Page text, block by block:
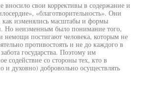
вносило свои коррективы в содержание и
«благотворительность». Они
как изменялись масштабы и формы
Но неизменным было понимание того,
немощи постигают человека, которым не
противостоять и не до каждого в
государства. Поэтому им
содействие со стороны тех, кто в
и духовно) добровольно осуществлять